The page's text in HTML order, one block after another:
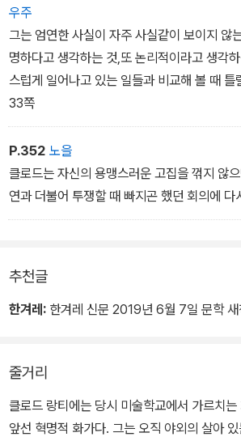
고 있는 두 여자는 무슨 의미가 있는가(...)파리
있는 이 화가에 대한 경멸이 파주롤의 마음속
우주
그는 엄연한 사실이 자주 사실같이 보이지 않
명하다고 생각하는 것,또 논리적이라고 생각
스럽게 일어나고 있는 일들과 비교해 볼 때
33쪽
P.352 노을
클로드는 자신의 용맹스러운 고집을 꺾지 않
연과 더불어 투쟁할 때 빠지곤 했던 회의에 다
추천글
한겨레: 한겨레 신문 2019년 6월 7일 문학 새
줄거리
클로드 랑티에는 당시 미술학교에서 가르치
앞선 혁명적 화가다. 그는 오직 야외의 살아